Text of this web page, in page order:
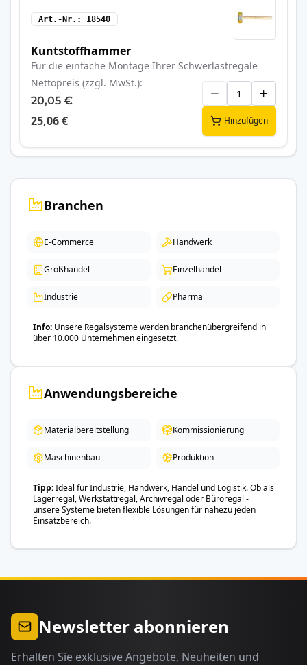
Art.-Nr. 18540
Kuntstoffhammer
Für die einfache Montage Ihrer Schwerlastregale
Nettopreis (zzgl. MwSt.)
20,05 €
25,06 € Hinzufügen
Branchen
E-Commerce Handwerk
Großhandel Einzelhandel
Industrie Pharma
Info Unsere Regalsysteme werden branchenübergreifend in
über 10.000 Unternehmen eingesetzt.
Anwendungsbereiche
Materialbereitstellung Kommissionierung
Maschinenbau Produktion
Tipp Ideal für Industrie, Handwerk, Handel und Logistik. Ob als
Lagerregal, Werkstattregal, Archivregal oder Büroregal -
unsere Systeme bieten flexible Lösungen für nahezu jeden
Einsatzbereich.
Newsletter abonnieren
Erhalten Sie exklusive Angebote, Neuheiten und